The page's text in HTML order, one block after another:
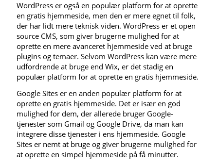
WordPress er også en populær platform for at oprette
en gratis hjemmeside, men den er mere egnet til folk,
der har lidt mere teknisk viden. WordPress er et open
source CMS, som giver brugerne mulighed for at
oprette en mere avanceret hjemmeside ved at bruge
plugins og temaer. Selvom WordPress kan være mere
udfordrende at bruge end Wix, er det stadig en
populær platform for at oprette en gratis hjemmeside.
Google Sites er en anden populær platform for at
oprette en gratis hjemmeside. Det er især en god
mulighed for dem, der allerede bruger Google-
tjenester som Gmail og Google Drive, da man kan
integrere disse tjenester i ens hjemmeside. Google
Sites er nemt at bruge og giver brugerne mulighed for
at oprette en simpel hjemmeside på få minutter.